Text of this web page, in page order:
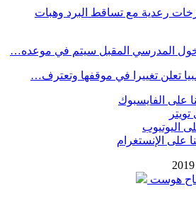
رعدية مع تساقط البرد وهبات
المدرسي المقبل سیتم في موعده…
تعلن تغييرا في موقفها وتعترف…
على الفايسبوك
اليوتيوب
على الإنستغرام
هوست